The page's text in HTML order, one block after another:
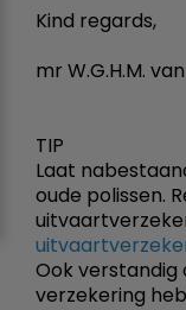
Kind regards,
mr W.G.H.M.
TIP
Laat
oude polissen.
Ook verstandig
verzekering